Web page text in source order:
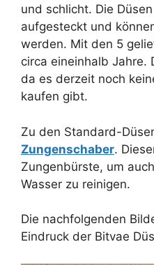
und schlicht. Die
aufgesteckt und
werden. Mit den 5
circa eineinhalb Jahre.
da es derzeit noch
kaufen gibt.
Zu den Standard-
Zungenschaber.
Zungenbürste, um
Wasser zu reinigen.
Die nachfolgenden
Eindruck der Bitvae